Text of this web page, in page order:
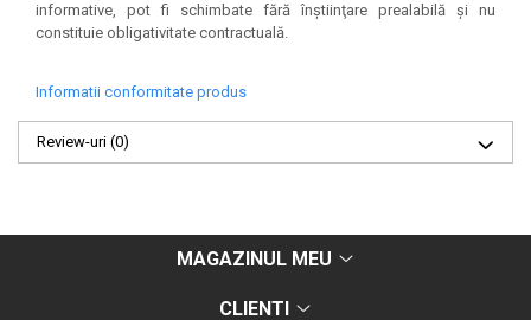
informative, pot fi schimbate fără înştiinţare prealabilă şi nu
constituie obligativitate contractuală.
Informatii conformitate produs
Review-uri (0)
MAGAZINUL MEU
CLIENTI